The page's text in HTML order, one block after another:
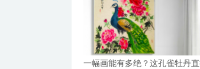
一幅画能有多绝？这孔雀牡丹